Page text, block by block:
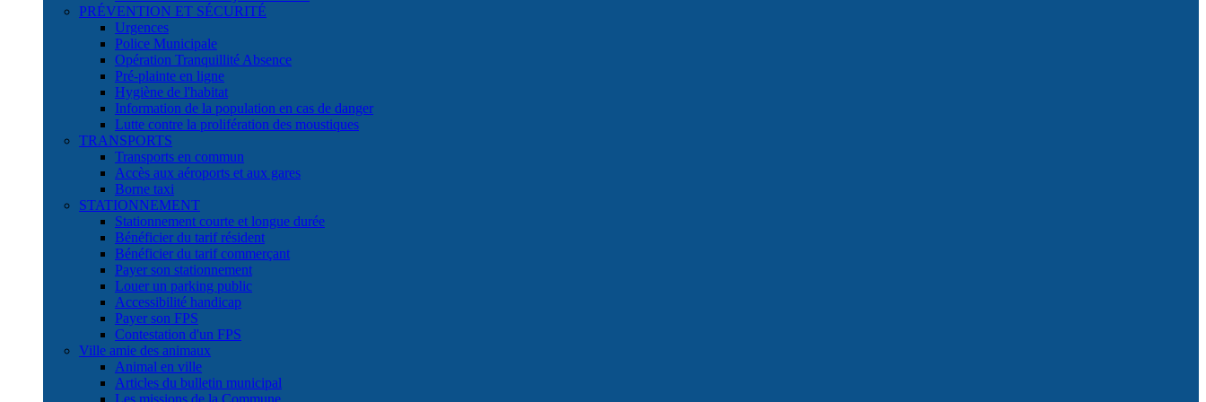
PRÉVENTION ET SÉCURITÉ
Urgences
Police Municipale
Opération Tranquillité Absence
Pré-plainte en ligne
Hygiène de l'habitat
Information de la population en cas de danger
Lutte contre la prolifération des moustiques
TRANSPORTS
Transports en commun
Accès aux aéroports et aux gares
Borne taxi
STATIONNEMENT
Stationnement courte et longue durée
Bénéficier du tarif résident
Bénéficier du tarif commerçant
Payer son stationnement
Louer un parking public
Accessibilité handicap
Payer son FPS
Contestation d'un FPS
Ville amie des animaux
Animal en ville
Articles du bulletin municipal
Les missions de la Commune